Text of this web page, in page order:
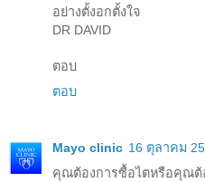
อย่างตั้งอกตั้งใจ
DR DAVID
ตอบ
ตอบ
Mayo clinic 16 ตุลาคม
คุณต้องการซื้อไตหรือคุณ